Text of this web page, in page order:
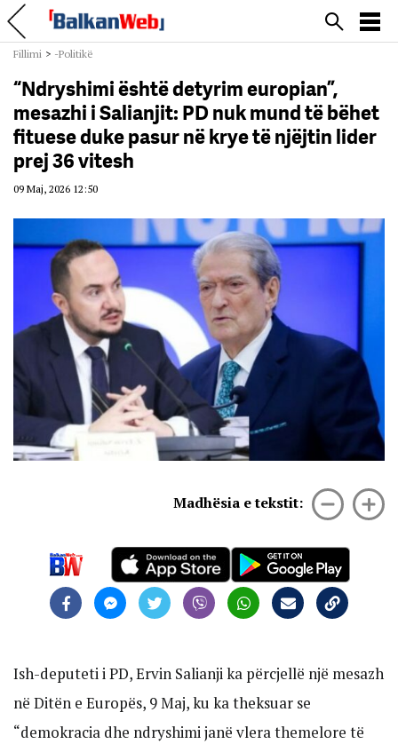
Fillimi > -Politikë
“Ndryshimi është detyrim europian”,
mesazhi i Salianjit: PD nuk mund të bëhet
fituese duke pasur në krye të njëjtin lider
prej 36 vitesh
09 Maj, 2026 12:50
Madhësia e tekstit:
Ish-deputeti i PD, Ervin Salianji ka përcjellë një mesazh
në Ditën e Europës, 9 Maj, ku ka theksuar se
“demokracia dhe ndryshimi janë vlera themelore të